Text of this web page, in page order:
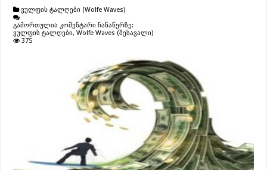
ვულფის ტალღები (Wolfe Waves)
გამორთულია კომენტარი ჩანაწერზე:
ვულფის ტალღები, Wolfe Waves (შესავალი)
375